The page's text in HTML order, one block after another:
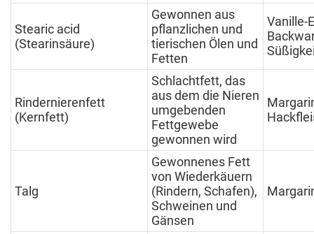
Stearic acid
(Stearinsäure)
Gewonnen aus
pflanzlichen und
tierischen Ölen und
Fetten
Vanille-
Rindernierenfett
(Kernfett)
Schlachtfett, das
aus dem die Nieren
umgebenden
Fettgewebe
gewonnen wird
Talg
Gewonnenes Fett
von Wiederkäuern
(Rindern, Schafen),
Schweinen und
Gänsen